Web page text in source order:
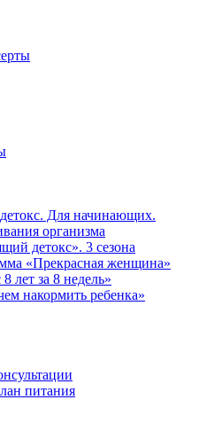
Для начинающих.
организма
детокс». 3 сезона
«Прекрасная женщина»
лет за 8 недель»
накормить ребенка»
питания